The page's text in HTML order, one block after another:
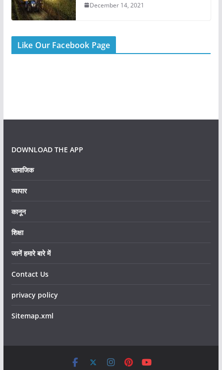
December 14, 2021
Like Our Facebook Page
DOWNLOAD THE APP
सामाजिक
व्यापार
कानून
शिक्षा
जानें हमारे बारे में
Contact Us
privacy policy
Sitemap.xml